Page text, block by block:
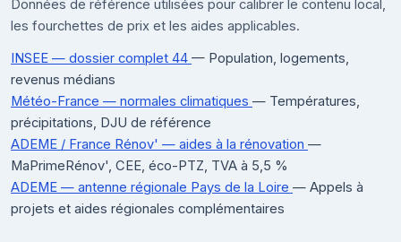
Données de référence utilisées pour calibrer le contenu local,
les fourchettes de prix et les aides applicables.
INSEE — dossier complet 44 — Population, logements,
revenus médians
Météo-France — normales climatiques — Températures,
précipitations, DJU de référence
ADEME / France Rénov' — aides à la rénovation —
MaPrimeRénov', CEE, éco-PTZ, TVA à 5,5 %
ADEME — antenne régionale Pays de la Loire — Appels à
projets et aides régionales complémentaires